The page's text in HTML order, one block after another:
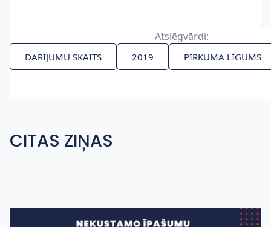
Atslēgvārdi:
DARĪJUMU SKAITS 2019 PIRKUMA LĪGUMS
CITAS ZIŅAS